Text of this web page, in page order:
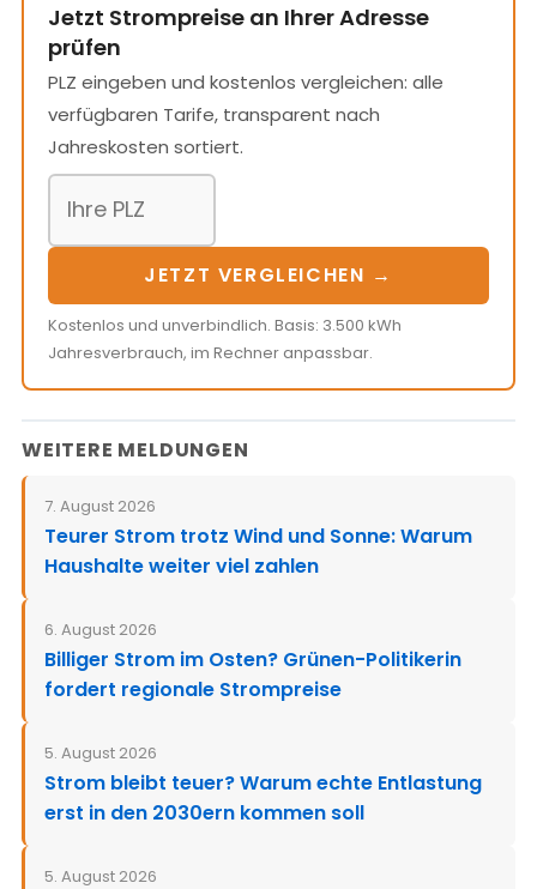
Jetzt Strompreise an Ihrer Adresse
prüfen
PLZ eingeben und kostenlos vergleichen: alle
verfügbaren Tarife, transparent nach
Jahreskosten sortiert.
JETZT VERGLEICHEN →
Kostenlos und unverbindlich. Basis: 3.500 kWh
Jahresverbrauch, im Rechner anpassbar.
WEITERE MELDUNGEN
7. August 2026
Teurer Strom trotz Wind und Sonne: Warum
Haushalte weiter viel zahlen
6. August 2026
Billiger Strom im Osten? Grünen-Politikerin
fordert regionale Strompreise
5. August 2026
Strom bleibt teuer? Warum echte Entlastung
erst in den 2030ern kommen soll
5. August 2026